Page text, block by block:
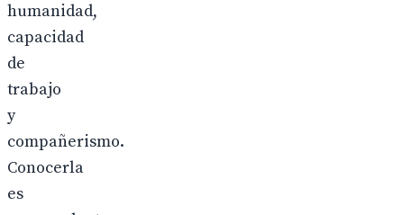
humanidad,
capacidad
de
trabajo
y
compañerismo.
Conocerla
es